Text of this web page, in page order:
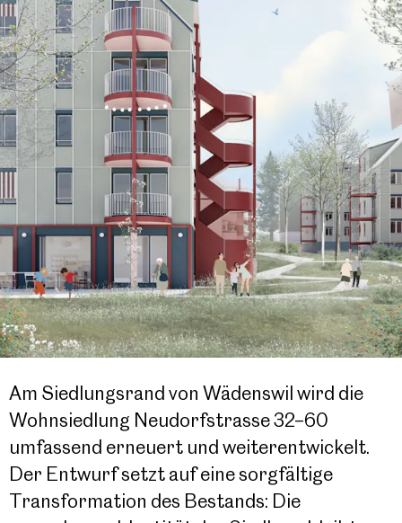
Am Siedlungsrand von Wädenswil wird die
Wohnsiedlung Neudorfstrasse 32–60
umfassend erneuert und weiterentwickelt.
Der Entwurf setzt auf eine sorgfältige
Transformation des Bestands: Die
Gewerbe / Dienstleistung
Wohnumfeld
Bauherrschaft
Investoren
Öffentliche Hand
Privat
Genossenschaften